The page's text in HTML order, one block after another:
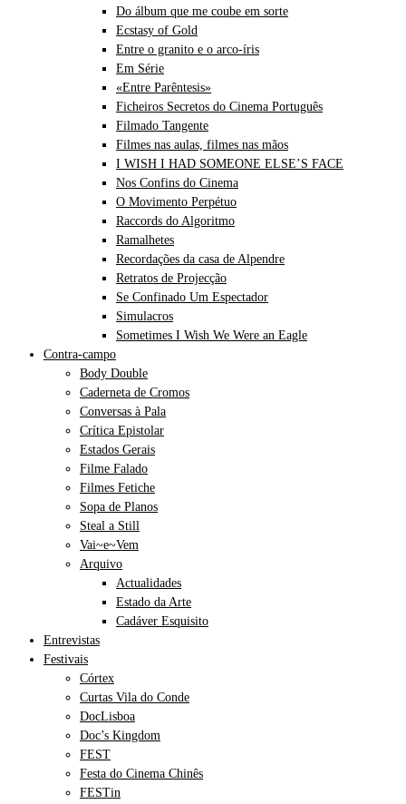
Do álbum que me coube em sorte
Ecstasy of Gold
Entre o granito e o arco-íris
Em Série
«Entre Parêntesis»
Ficheiros Secretos do Cinema Português
Filmado Tangente
Filmes nas aulas, filmes nas mãos
I WISH I HAD SOMEONE ELSE’S FACE
Nos Confins do Cinema
O Movimento Perpétuo
Raccords do Algoritmo
Ramalhetes
Recordações da casa de Alpendre
Retratos de Projecção
Se Confinado Um Espectador
Simulacros
Sometimes I Wish We Were an Eagle
Contra-campo
Body Double
Caderneta de Cromos
Conversas à Pala
Crítica Epistolar
Estados Gerais
Filme Falado
Filmes Fetiche
Sopa de Planos
Steal a Still
Vai~e~Vem
Arquivo
Actualidades
Estado da Arte
Cadáver Esquisito
Entrevistas
Festivais
Córtex
Curtas Vila do Conde
DocLisboa
Doc’s Kingdom
FEST
Festa do Cinema Chinês
FESTin